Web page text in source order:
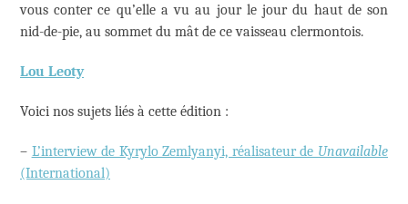
vous conter ce qu’elle a vu au jour le jour du haut de son
nid-de-pie, au sommet du mât de ce vaisseau clermontois.
Lou Leoty
Voici nos sujets liés à cette édition :
– L’interview de Kyrylo Zemlyanyi, réalisateur de Unavailable
(International)